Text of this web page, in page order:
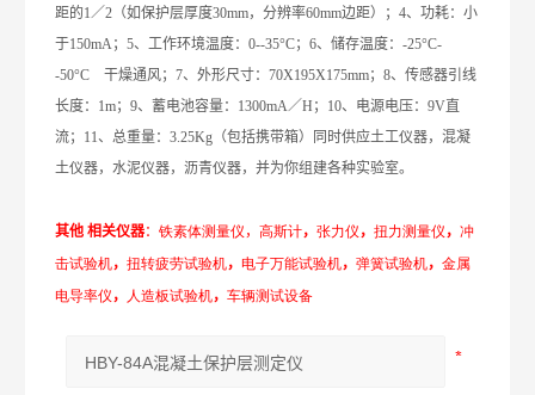
距的1／2 （如保护层厚度30mm，分辨率60mm边距）；4、功耗：小
于150mA；5、工作环境温度：0--35°C；6、储存温度：-25°C-
-50°C 干燥通风；7、外形尺寸：70X195X175mm；8、传感器引线
长度： 1m；9、蓄电池容量： 1300mA／H ； 10、电源电压：9V直
流； 11、总重量：3.25Kg （包括携带箱）同时供应土工仪器，混凝
土仪器，水泥仪器，沥青仪器，并为你组建各种实验室。
其他 相关仪器：铁素体测量仪 ，高斯计，张力仪 ，扭力测量仪 ，冲
击试验机，扭转疲劳试验机，电子万能试验机，弹簧试验机，金属
电导率仪 ， 人造板试验机，车辆测试设备